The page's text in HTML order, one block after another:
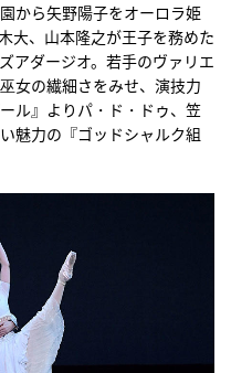
から矢野陽子をオーロラ姫
大、山本隆之が王子を務めた
アダージオ。若手のヴァリエ
女の繊細さをみせ、演技力
ル』よりパ・ド・ドゥ、笠
魅力の『ゴッドシャルク組